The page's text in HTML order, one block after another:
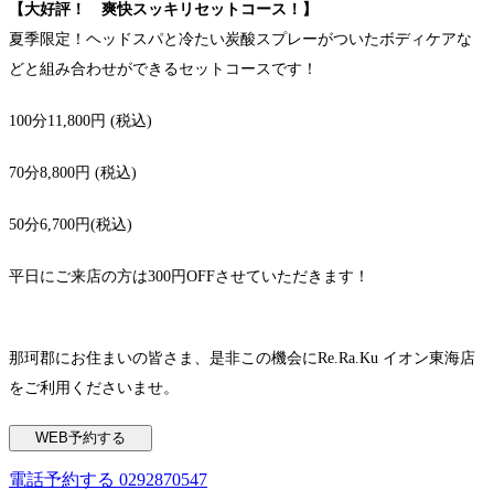
【大好評！ 爽快スッキリセットコース！】
夏季限定！ヘッドスパと冷たい炭酸スプレーがついたボディケアな
どと組み合わせができるセットコースです！
100分11,800円 (税込)
70分8,800円 (税込)
50分6,700円(税込)
平日にご来店の方は300円OFFさせていただきます！
那珂郡にお住まいの皆さま、是非この機会にRe.Ra.Ku イオン東海店
をご利用くださいませ。
WEB予約する
電話予約する 0292870547